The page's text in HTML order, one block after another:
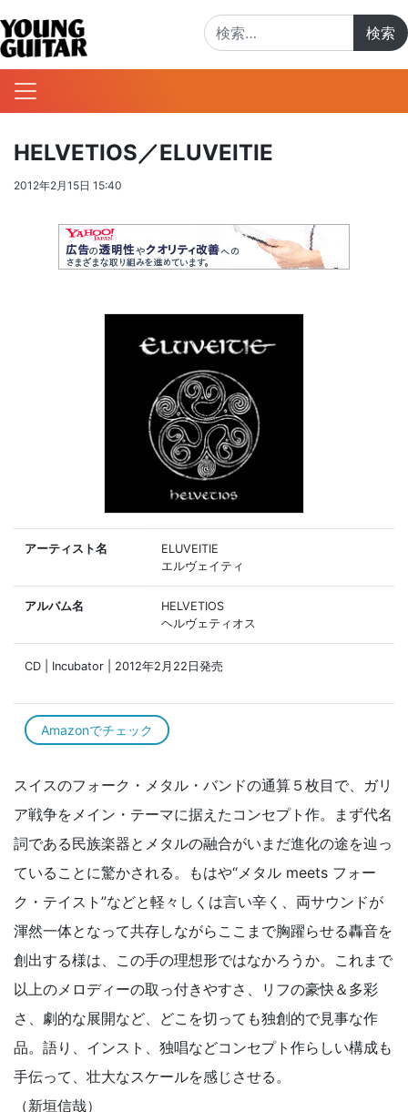
HELVETIOS／ELUVEITIE
2012年2月15日 15:40
アーティスト名
ELUVEITIE
エルヴェイティ
アルバム名
HELVETIOS
ヘルヴェティオス
CD | Incubator | 2012年2月22日発売
Amazonでチェック
スイスのフォーク・メタル・バンドの通算５枚目で、ガリ
ア戦争をメイン・テーマに据えたコンセプト作。まず代名
詞である民族楽器とメタルの融合がいまだ進化の途を辿っ
ていることに驚かされる。もはや“メタル meets フォー
ク・テイスト”などと軽々しくは言い辛く、両サウンドが
渾然一体となって共存しながらここまで胸躍らせる轟音を
創出する様は、この手の理想形ではなかろうか。これまで
以上のメロディーの取っ付きやすさ、リフの豪快＆多彩
さ、劇的な展開など、どこを切っても独創的で見事な作
品。語り、インスト、独唱などコンセプト作らしい構成も
手伝って、壮大なスケールを感じさせる。
（新垣信哉）